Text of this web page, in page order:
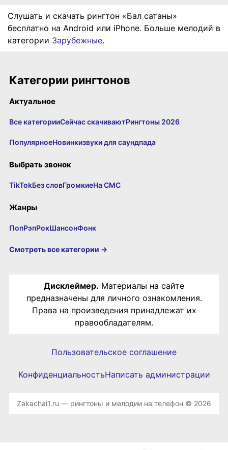
Слушать и скачать рингтон «Бал сатаны»
бесплатно на Android или iPhone. Больше мелодий в
категории Зарубежные.
Категории рингтонов
Актуальное
Все категорииСейчас скачиваютРингтоны 2026
ПопулярноеНовинкизвуки для саундпада
Выбрать звонок
TikTokБез словГромкиеНа СМС
Жанры
ПопРэпРокШансонФонк
Смотреть все категории →
Дисклеймер. Материалы на сайте
предназначены для личного ознакомления.
Права на произведения принадлежат их
правообладателям.
Пользовательское соглашение
КонфиденциальностьНаписать администрации
Zakachai1.ru — рингтоны и мелодии на телефон © 2026